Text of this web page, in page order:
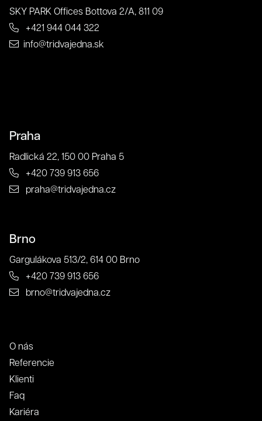
SKY PARK Offices Bottova 2/A, 811 09
+421 944 044 322
info@tridvajedna.sk
Praha
Radlická 22, 150 00 Praha 5
+420 739 913 656
praha@tridvajedna.cz
Brno
Gargulákova 513/2, 614 00 Brno
+420 739 913 656
brno@tridvajedna.cz
O nás
Referencie
Klienti
Faq
Kariéra